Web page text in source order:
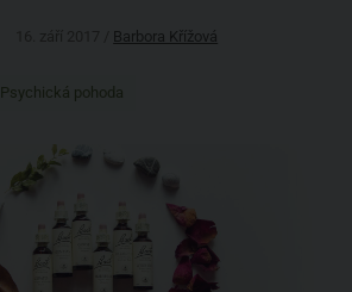
Barbora Křížová
Psychická pohoda